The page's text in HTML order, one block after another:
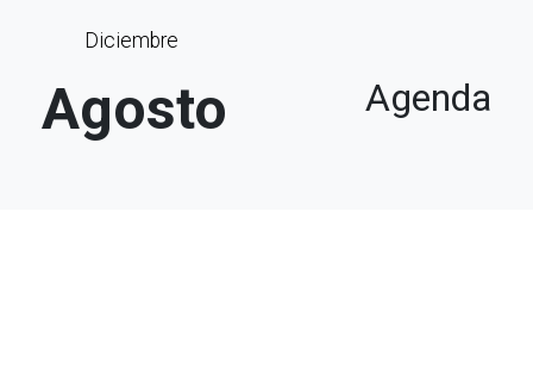
Diciembre
Agosto Agenda